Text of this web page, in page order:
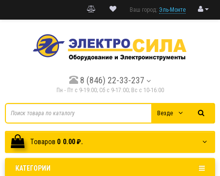
Ваш город: Эль-Монте
8 (846) 22-33-237
Пн - Пт с 9-19:00; Cб с 9-17:00; Вс с 10-16:00
Везде
Tоваров 0 0.00 ₽.
КАТЕГОРИИ